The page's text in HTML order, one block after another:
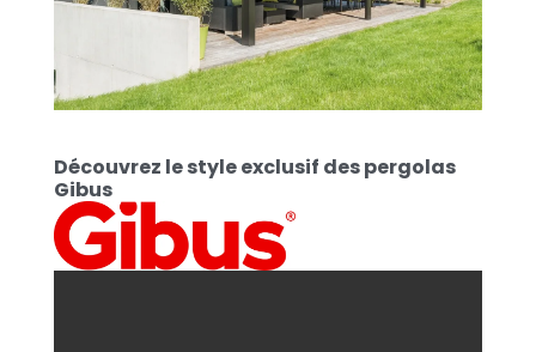
Découvrez le style exclusif des pergolas
Gibus